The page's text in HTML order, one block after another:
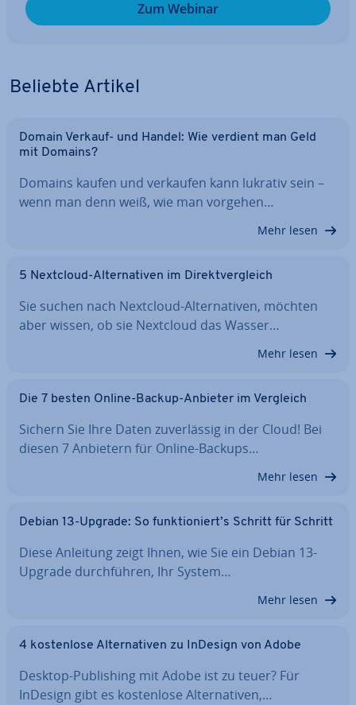
Zum Webinar
Beliebte Artikel
Domain Verkauf- und Handel: Wie verdient man Geld
mit Domains?
Domains kaufen und verkaufen kann lukrativ sein –
wenn man denn weiß, wie man vorgehen…
Mehr lesen
5 Nextcloud-Al­ter­na­ti­ven im Di­rekt­ver­gleich
Sie suchen nach Nextcloud-Al­ter­na­ti­ven, möchten
aber wissen, ob sie Nextcloud das Wasser…
Mehr lesen
Die 7 besten Online-Backup-Anbieter im Vergleich
Sichern Sie Ihre Daten zu­ver­läs­sig in der Cloud! Bei
diesen 7 Anbietern für Online-Backups…
Mehr lesen
Debian 13-Upgrade: So funk­tio­niert’s Schritt für Schritt
Diese Anleitung zeigt Ihnen, wie Sie ein Debian 13-
Upgrade durch­füh­ren, Ihr System…
Mehr lesen
4 kos­ten­lo­se Al­ter­na­ti­ven zu InDesign von Adobe
Desktop-Pu­bli­shing mit Adobe ist zu teuer? Für
InDesign gibt es kos­ten­lo­se Al­ter­na­ti­ven,…